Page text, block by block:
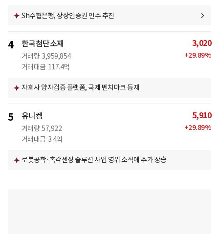
Sh수협은행, 상상인증권 인수 추진
4 한국첨단소재
거래량 3,959,854
거래대금 117.4억
3,020
+29.89%
자회사 양자검증 플랫폼, 국제 벤치마크 등재
5 유니켐
거래량 57,922
거래대금 3.4억
5,910
+29.89%
로봇공학·촉각센싱 솔루션 사업 영위 소식에 주가 상승